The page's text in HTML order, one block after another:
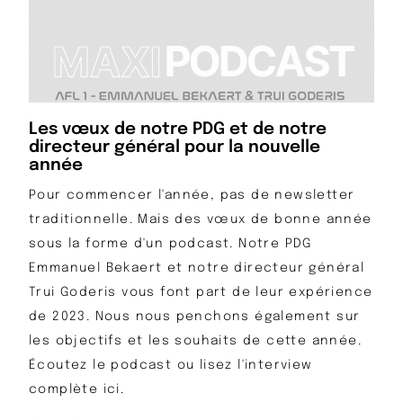
Les vœux de notre PDG et de notre
directeur général pour la nouvelle
année
Pour commencer l'année, pas de newsletter
traditionnelle. Mais des vœux de bonne année
sous la forme d'un podcast. Notre PDG
Emmanuel Bekaert et notre directeur général
Trui Goderis vous font part de leur expérience
de 2023. Nous nous penchons également sur
les objectifs et les souhaits de cette année.
Écoutez le podcast ou lisez l'interview
complète ici.